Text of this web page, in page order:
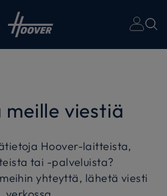
meille viestiä
Hoover-laitteista,
tai -palveluista?
yhteyttä, lähetä viesti